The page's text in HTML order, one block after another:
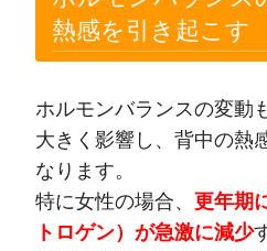
熱感を引き起こす
ホルモンバランスの変動
大きく影響し、背中の熱
なります。
特に女性の場合、 更年期
トロゲン）が急激に減少